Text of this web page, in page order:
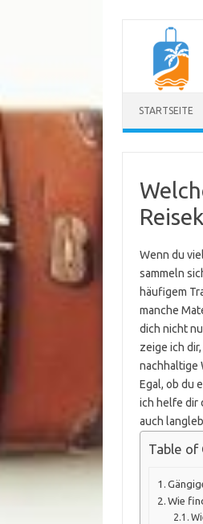
springen
STARTSEITE
Wenn du
sammeln
häufigem
manche
dich nicht
zeige ich
nachhaltige
Egal, ob du
ich helfe dir
auch
Table of
Wie